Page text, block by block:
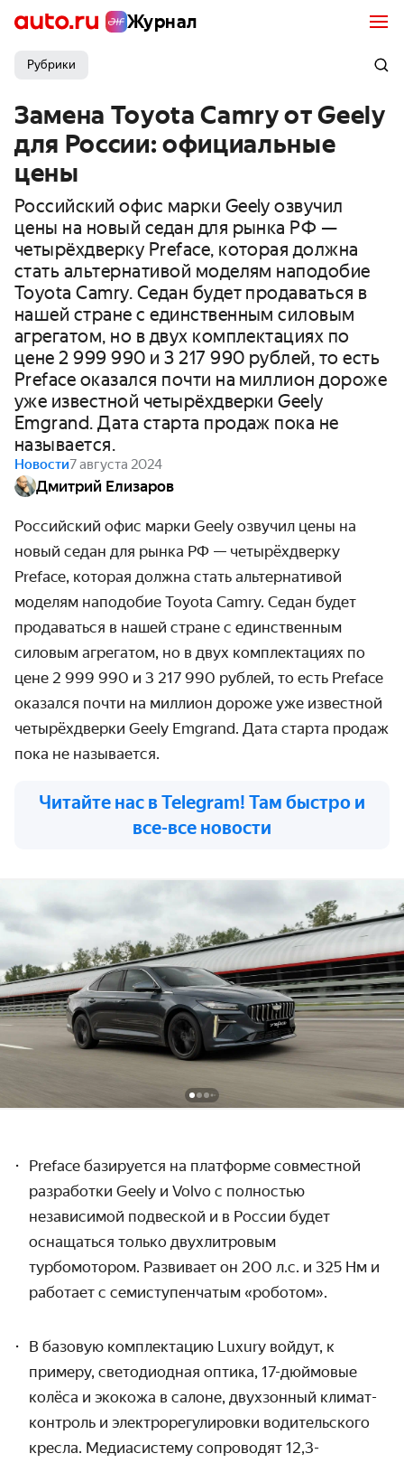
Журнал
Рубрики
Замена Toyota Camry от Geely
для России: официальные
цены
Российский офис марки Geely озвучил
цены на новый седан для рынка РФ —
четырёхдверку Preface, которая должна
стать альтернативой моделям наподобие
Toyota Camry. Седан будет продаваться в
нашей стране с единственным силовым
агрегатом, но в двух комплектациях по
цене 2 999 990 и 3 217 990 рублей, то есть
Preface оказался почти на миллион дороже
уже известной четырёхдверки Geely
Emgrand. Дата старта продаж пока не
называется.
Новости7 августа 2024
Дмитрий Елизаров
Российский офис марки Geely озвучил цены на
новый седан для рынка РФ — четырёхдверку
Preface, которая должна стать альтернативой
моделям наподобие Toyota Camry. Седан будет
продаваться в нашей стране с единственным
силовым агрегатом, но в двух комплектациях по
цене 2 999 990 и 3 217 990 рублей, то есть Preface
оказался почти на миллион дороже уже известной
четырёхдверки Geely Emgrand. Дата старта продаж
пока не называется.
Читайте нас в Telegram! Там быстро и
все-все новости
Preface базируется на платформе совместной
разработки Geely и Volvo с полностью
независимой подвеской и в России будет
оснащаться только двухлитровым
турбомотором. Развивает он 200 л.с. и 325 Нм и
работает с семиступенчатым «роботом».
В базовую комплектацию Luxury войдут, к
примеру, светодиодная оптика, 17-дюймовые
колёса и экокожа в салоне, двухзонный климат-
контроль и электрорегулировки водительского
кресла. Медиасистему сопроводят 12,3-